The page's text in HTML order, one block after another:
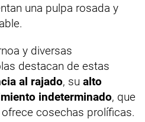
una pulpa rosada y
y diversas
destacan de estas
al rajado, su alto
indeterminado, que
cosechas prolíficas.